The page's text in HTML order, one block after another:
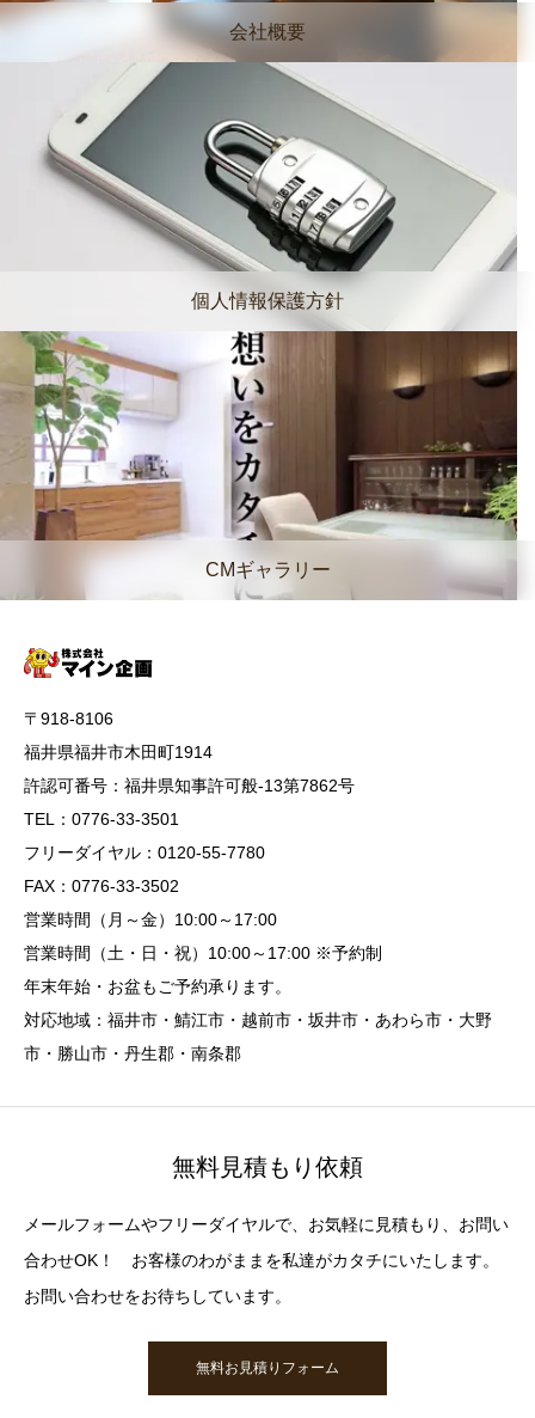
会社概要
個人情報保護方針
CMギャラリー
〒918-8106
福井県福井市木田町1914
許認可番号：福井県知事許可般-13第7862号
TEL：0776-33-3501
フリーダイヤル：0120-55-7780
FAX：0776-33-3502
営業時間（月～金）10:00～17:00
営業時間（土・日・祝）10:00～17:00 ※予約制
年末年始・お盆もご予約承ります。
対応地域：福井市・鯖江市・越前市・坂井市・あわら市・大野
市・勝山市・丹生郡・南条郡
無料見積もり依頼
メールフォームやフリーダイヤルで、お気軽に見積もり、お問い
合わせOK！ お客様のわがままを私達がカタチにいたします。
お問い合わせをお待ちしています。
無料お見積りフォーム